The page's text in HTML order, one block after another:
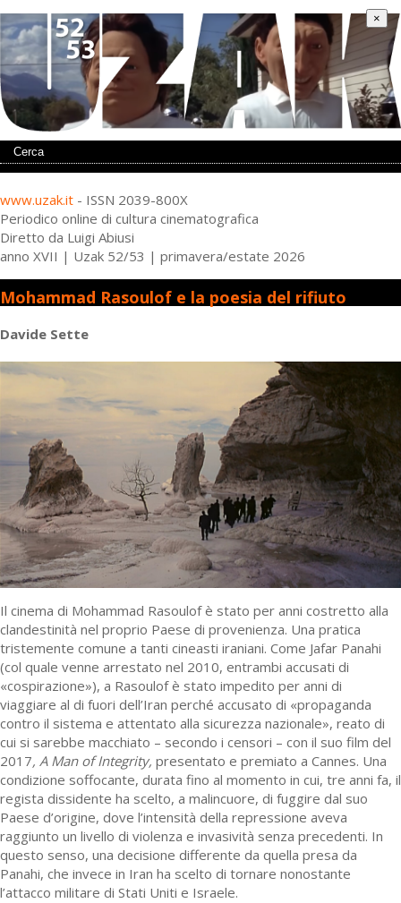
www.uzak.it - ISSN 2039-800X
Periodico online di cultura cinematografica
Diretto da Luigi Abiusi
anno XVII | Uzak 52/53 | primavera/estate 2026
Mohammad Rasoulof e la poesia del rifiuto
Davide Sette
Il cinema di Mohammad Rasoulof è stato per anni costretto alla
clandestinità nel proprio Paese di provenienza. Una pratica
tristemente comune a tanti cineasti iraniani. Come Jafar Panahi
(col quale venne arrestato nel 2010, entrambi accusati di
«cospirazione»), a Rasoulof è stato impedito per anni di
viaggiare al di fuori dell’Iran perché accusato di «propaganda
contro il sistema e attentato alla sicurezza nazionale», reato di
cui si sarebbe macchiato – secondo i censori – con il suo film del
2017, A Man of Integrity, presentato e premiato a Cannes. Una
condizione soffocante, durata fino al momento in cui, tre anni fa, il
regista dissidente ha scelto, a malincuore, di fuggire dal suo
Paese d’origine, dove l’intensità della repressione aveva
raggiunto un livello di violenza e invasività senza precedenti. In
questo senso, una decisione differente da quella presa da
Panahi, che invece in Iran ha scelto di tornare nonostante
l’attacco militare di Stati Uniti e Israele.
×